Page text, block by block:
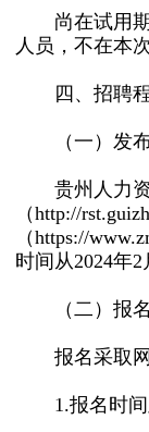
尚在试用期
人员，不在本
四、招聘
（一）发布
贵州人力资
（http://
（https://
时间从2024年2
（二）报名
报名采取网
1.报名时间